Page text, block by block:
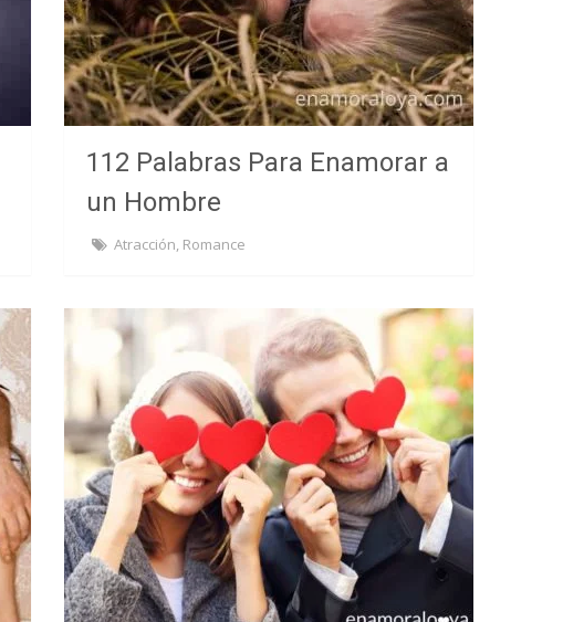
112 Palabras Para Enamorar a
un Hombre
Atracción, Romance